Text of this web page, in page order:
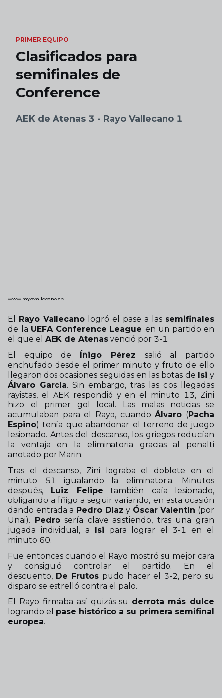
PRIMER EQUIPO
Clasificados para
semifinales de
Conference
AEK de Atenas 3 - Rayo Vallecano 1
www.rayovallecano.es
El Rayo Vallecano logró el pase a las semifinales
de la UEFA Conference League en un partido en
el que el AEK de Atenas venció por 3-1.
El equipo de Íñigo Pérez salió al partido
enchufado desde el primer minuto y fruto de ello
llegaron dos ocasiones seguidas en las botas de Isiy
Álvaro García. Sin embargo, tras las dos llegadas
rayistas, el AEK respondió y en el minuto 13, Zini
hizo el primer gol local. Las malas noticias se
acumulaban para el Rayo, cuandoÁlvaro (Pacha
Espino) tenía que abandonar el terreno de juego
lesionado. Antes del descanso, los griegos reducían
la ventaja en la eliminatoria gracias al penalti
anotado por Marin.
Tras el descanso, Zini lograba el doblete en el
minuto 51 igualando la eliminatoria. Minutos
después, Luiz Felipe también caía lesionado,
obligando a Íñigo a seguir variando, en esta ocasión
dando entrada a Pedro Díaz y Óscar Valentín (por
Unai). Pedrosería clave asistiendo, tras una gran
jugada individual, a Isi para lograr el 3-1 en el
minuto 60.
Fue entonces cuando el Rayo mostró su mejor cara
y consiguió controlar el partido. En el
descuento, De Frutos pudo hacer el 3-2, pero su
disparo se estrelló contra el palo.
El Rayo firmaba así quizás su derrota más dulce
logrando el pase histórico a su primera semifinal
europea.